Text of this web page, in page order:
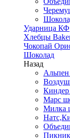
Ударница КФ
Хлебцы
Чокопай
Шоколад
Назад
Альпен
Марс
Милка